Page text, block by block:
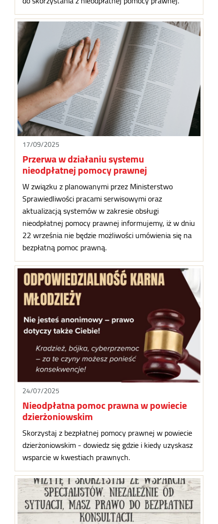
17/09/2025
Przerwa w działaniu systemu
nieodpłatnej pomocy prawnej
W związku z planowanymi przez Ministerstwo
Sprawiedliwości pracami serwisowymi oraz
aktualizacją systemów w zakresie obsługi
nieodpłatnej pomocy prawnej informujemy, iż w dniu
22 września nie będzie możliwości umówienia się na
bezpłatną pomoc prawną.
24/07/2025
Nieodpłatna pomoc prawna w powiecie
dzierżoniowskim
Skorzystaj z bezpłatnej pomocy prawnej w powiecie
dzierżoniowskim - dowiedz się gdzie i kiedy uzyskasz
wsparcie w kwestiach prawnych.